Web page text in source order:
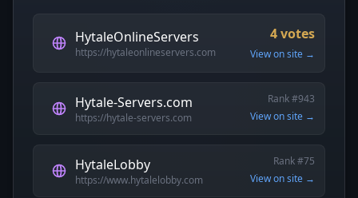
HytaleOnlineServers
https://hytaleonlineservers.com
4 votes
View on site →
Hytale-Servers.com
https://hytale-servers.com
Rank #943
View on site →
HytaleLobby
https://www.hytalelobby.com
Rank #75
View on site →